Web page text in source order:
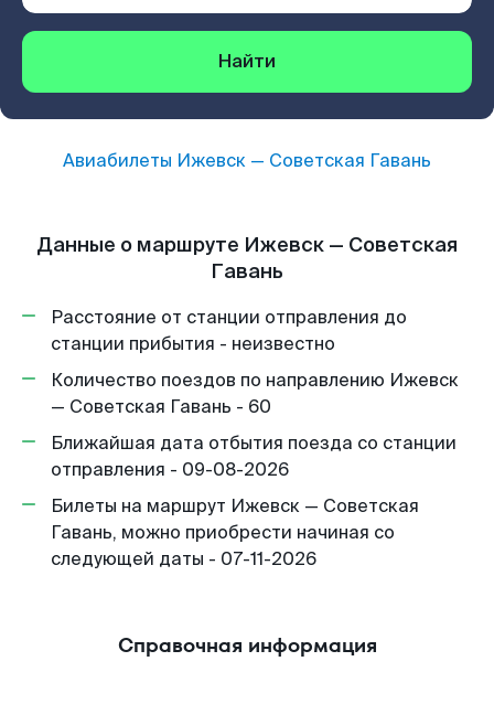
Найти
Авиабилеты Ижевск — Советская Гавань
Данные о маршруте Ижевск — Советская
Гавань
Расстояние от станции отправления до
станции прибытия - неизвестно
Количество поездов по направлению Ижевск
— Советская Гавань - 60
Ближайшая дата отбытия поезда со станции
отправления - 09-08-2026
Билеты на маршрут Ижевск — Советская
Гавань, можно приобрести начиная со
следующей даты - 07-11-2026
Справочная информация